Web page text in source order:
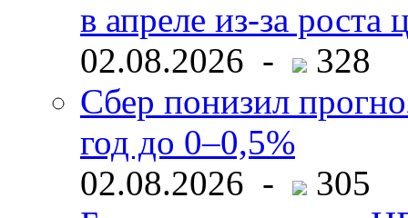
в апреле из-за роста
02.08.2026 -
328
Сбер понизил
год до 0–0,5%
02.08.2026 -
305